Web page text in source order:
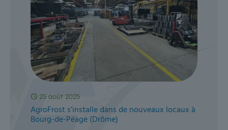
25 août 2025
AgroFrost s’installe dans de nouveaux locaux à
Bourg-de-Péage (Drôme)